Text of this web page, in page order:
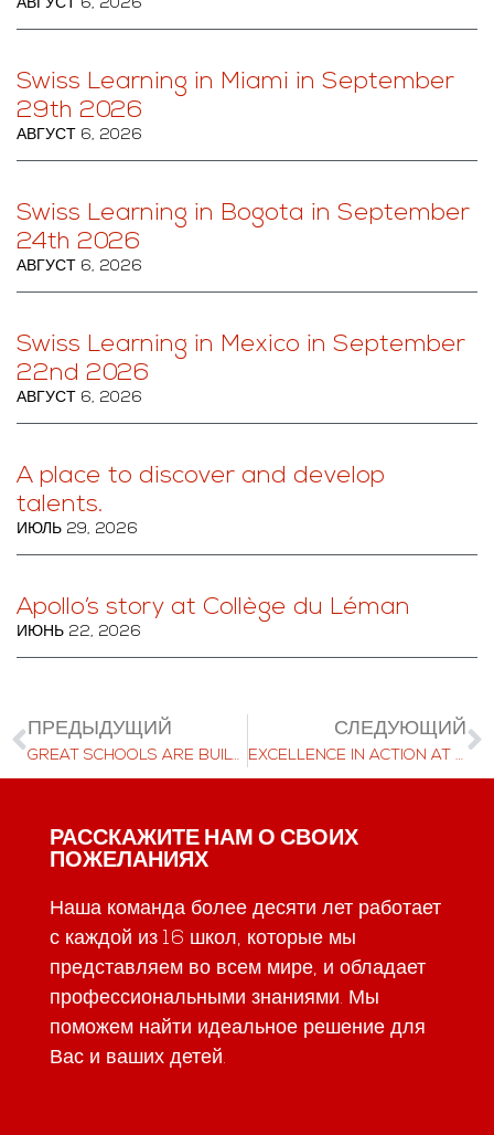
АВГУСТ 6, 2026
Swiss Learning in Miami in September
29th 2026
АВГУСТ 6, 2026
Swiss Learning in Bogota in September
24th 2026
АВГУСТ 6, 2026
Swiss Learning in Mexico in September
22nd 2026
АВГУСТ 6, 2026
A place to discover and develop
talents.
ИЮЛЬ 29, 2026
Apollo’s story at Collège du Léman
ИЮНЬ 22, 2026
ПРЕДЫДУЩИЙ
GREAT SCHOOLS ARE BUILT BY GREAT TEAMS.
СЛЕДУЮЩИЙ
EXCELLENCE IN ACTION AT TASIS
РАССКАЖИТЕ НАМ О СВОИХ
ПОЖЕЛАНИЯХ
Наша команда более десяти лет работает
с каждой из 16 школ, которые мы
представляем во всем мире, и обладает
профессиональными знаниями. Мы
поможем найти идеальное решение для
Вас и ваших детей.